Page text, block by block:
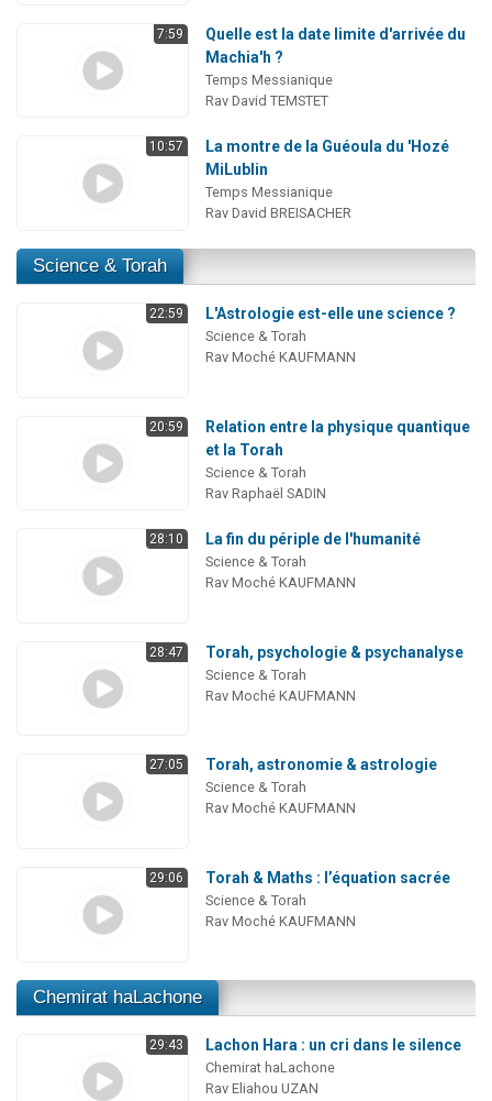
7:59
Quelle est la date limite d'arrivée du
Machia'h ?
Temps Messianique
Rav David TEMSTET
10:57
La montre de la Guéoula du 'Hozé
MiLublin
Temps Messianique
Rav David BREISACHER
Science & Torah
22:59 L'Astrologie est-elle une science ?
Science & Torah
Rav Moché KAUFMANN
20:59
Relation entre la physique quantique
et la Torah
Science & Torah
Rav Raphaël SADIN
28:10 La fin du périple de l'humanité
Science & Torah
Rav Moché KAUFMANN
28:47 Torah, psychologie & psychanalyse
Science & Torah
Rav Moché KAUFMANN
27:05 Torah, astronomie & astrologie
Science & Torah
Rav Moché KAUFMANN
29:06 Torah & Maths : l’équation sacrée
Science & Torah
Rav Moché KAUFMANN
Chemirat haLachone
29:43 Lachon Hara : un cri dans le silence
Chemirat haLachone
Rav Eliahou UZAN